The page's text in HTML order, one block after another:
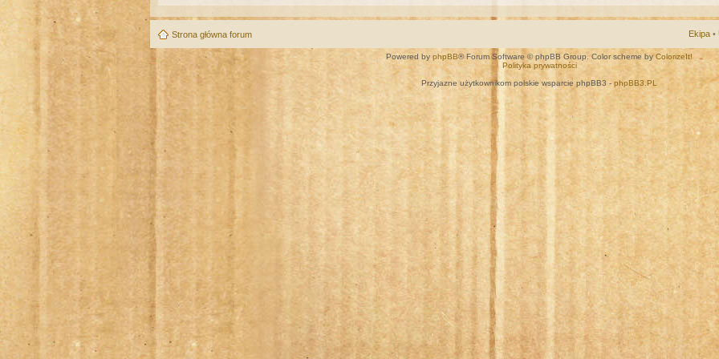
Strona główna forum Ekipa •
Powered by phpBB® Forum Software © phpBB Group. Color scheme byColorizeIt!
Polityka prywatności
Przyjazne użytkownikom polskie wsparcie phpBB3 -phpBB3.PL